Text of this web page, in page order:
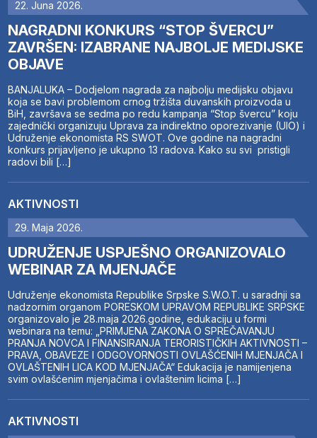
22. Juna 2026.
NAGRADNI KONKURS “STOP ŠVERCU”
ZAVRŠEN: IZABRANE NAJBOLJE MEDIJSKE
OBJAVE
BANJALUKA – Dodjelom nagrada za najbolju medijsku objavu
koja se bavi problemom crnog tržišta duvanskih proizvoda u
BiH, završava se sedma po redu kampanja “Stop švercu” koju
zajednički organizuju Uprava za indirektno oporezivanje (UIO) i
Udruženje ekonomista RS SWOT. Ove godine na nagradni
konkurs prijavljeno je ukupno 13 radova. Kako su svi pristigli
radovi bili […]
AKTIVNOSTI
29. Maja 2026.
UDRUŽENJE USPJEŠNO ORGANIZOVALO
WEBINAR ZA MJENJAČE
Udruženje ekonomista Republike Srpske S.W.O.T. u saradnji sa
nadzornim organom PORESKOM UPRAVOM REPUBLIKE SRPSKE
organizovalo je 28.maja 2026.godine, edukaciju u formi
webinara na temu: „PRIMJENA ZAKONA O SPREČAVANJU
PRANJA NOVCA I FINANSIRANJA TERORISTIČKIH AKTIVNOSTI –
PRAVA, OBAVEZE I ODGOVORNOSTI OVLAŠĆENIH MJENJAČA I
OVLAŠTENIH LICA KOD MJENJAČA“ Edukacija je namijenjena
svim ovlašćenim mjenjačima i ovlaštenim licima […]
AKTIVNOSTI